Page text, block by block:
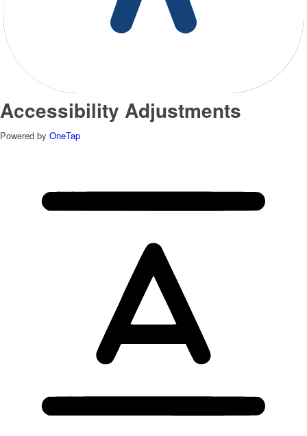
Accessibility Adjustments
Powered by OneTap